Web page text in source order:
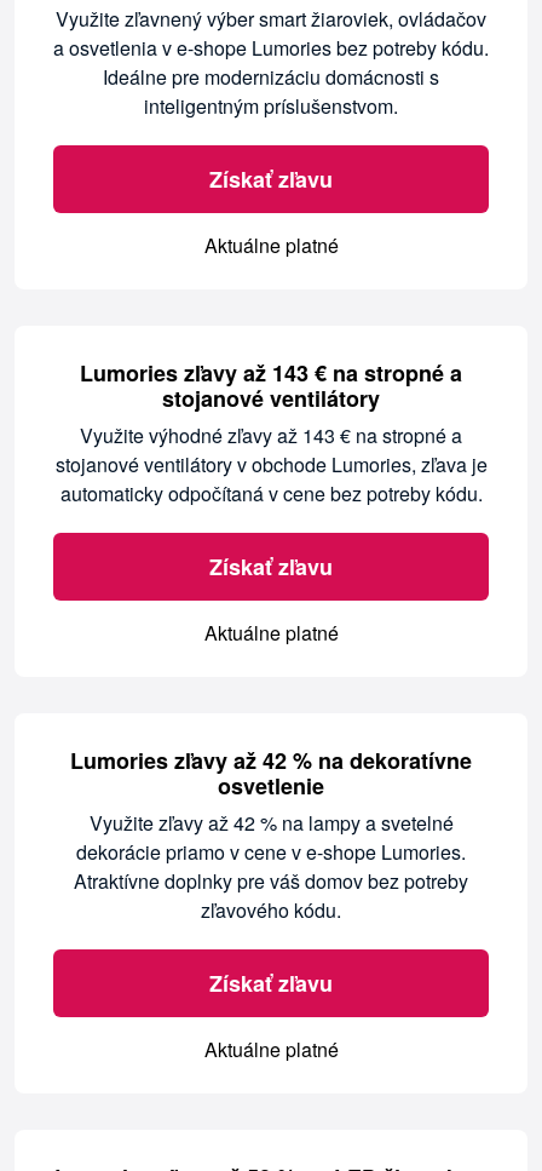
Využite zľavnený výber smart žiaroviek, ovládačov
a osvetlenia v e-shope Lumories bez potreby kódu.
Ideálne pre modernizáciu domácnosti s
inteligentným príslušenstvom.
Získať zľavu
Aktuálne platné
Lumories zľavy až 143 € na stropné a
stojanové ventilátory
Využite výhodné zľavy až 143 € na stropné a
stojanové ventilátory v obchode Lumories, zľava je
automaticky odpočítaná v cene bez potreby kódu.
Získať zľavu
Aktuálne platné
Lumories zľavy až 42 % na dekoratívne
osvetlenie
Využite zľavy až 42 % na lampy a svetelné
dekorácie priamo v cene v e-shope Lumories.
Atraktívne doplnky pre váš domov bez potreby
zľavového kódu.
Získať zľavu
Aktuálne platné